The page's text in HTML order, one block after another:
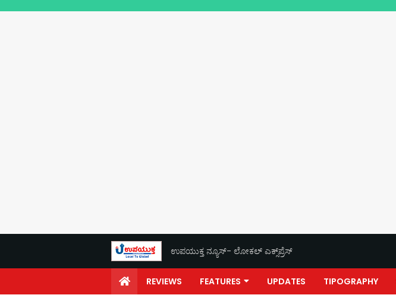
ಉಪಯುಕ್ತ ನ್ಯೂಸ್- ಲೋಕಲ್ ಎಕ್ಸ್‌ಪ್ರೆಸ್‌
REVIEWS FEATURES UPDATES TIPOGRAPHY